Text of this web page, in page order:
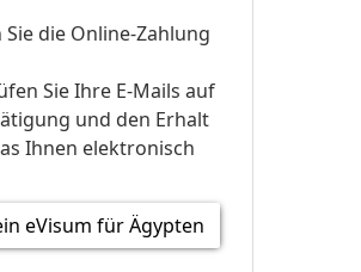
Sie die Online-Zahlung
Sie Ihre E-Mails auf
und den Erhalt
Ihnen elektronisch
eVisum für Ägypten